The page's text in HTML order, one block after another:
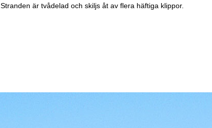
Stranden är tvådelad och skiljs åt av flera häftiga klippor.